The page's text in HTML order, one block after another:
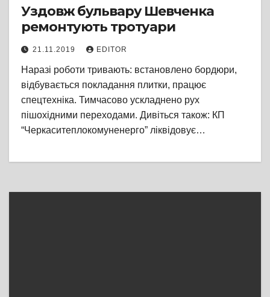
Уздовж бульвару Шевченка
ремонтують тротуари
21.11.2019 EDITOR
Наразі роботи тривають: встановлено бордюри,
відбувається покладання плитки, працює
спецтехніка. Тимчасово ускладнено рух
пішохідними переходами. Дивіться також: КП
“Черкаситеплокомуненерго” ліквідовує…